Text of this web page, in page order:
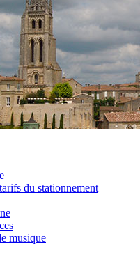
du stationnement
musique